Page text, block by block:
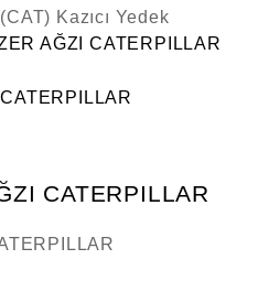
Kazıcı Yedek
AĞZI CATERPILLAR
CATERPILLAR